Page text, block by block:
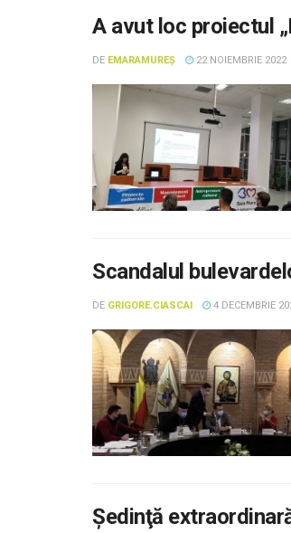
A avut loc proiectul
DE EMARAMUREȘ 22 NOIEMBRIE 2022
Scandalul
DE GRIGORE.CIASCAI 4 DECEMBRIE
Şedinţă